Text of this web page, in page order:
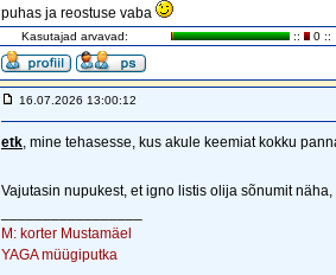
puhas ja reostuse vaba
Kasutajad arvavad: :: 0 ::
16.07.2026 13:00:12
etk, mine tehasesse, kus akule keemiat kokku
Vajutasin nupukest, et igno listis olija sõnumit
M: korter Mustamäel
YAGA müügiputka